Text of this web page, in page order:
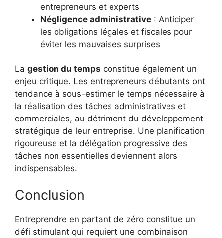
entrepreneurs et experts
Négligence administrative : Anticiper
les obligations légales et fiscales pour
éviter les mauvaises surprises
La gestion du temps constitue également un
enjeu critique. Les entrepreneurs débutants ont
tendance à sous-estimer le temps nécessaire à
la réalisation des tâches administratives et
commerciales, au détriment du développement
stratégique de leur entreprise. Une planification
rigoureuse et la délégation progressive des
tâches non essentielles deviennent alors
indispensables.
Conclusion
Entreprendre en partant de zéro constitue un
défi stimulant qui requiert une combinaison